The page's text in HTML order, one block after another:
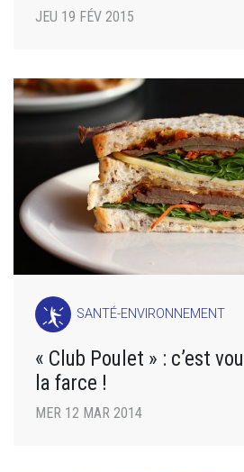
JEU 19 FÉV 2015
SANTÉ-ENVIRONNEMENT
« Club Poulet » : c’est
la farce !
MER 12 MAR 2014